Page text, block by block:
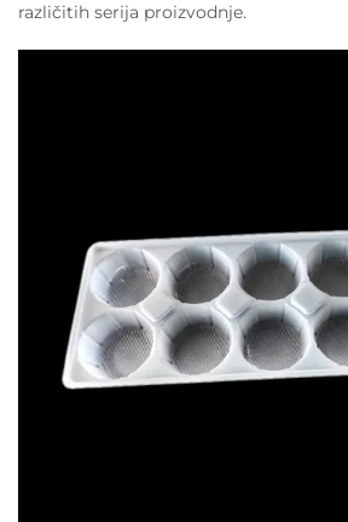
različitih serija proizvodnje.